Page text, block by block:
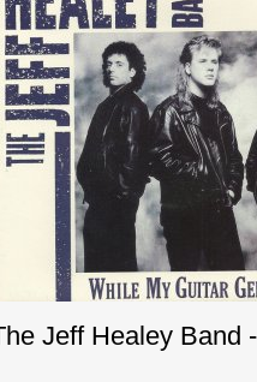
Jeff Healey Band